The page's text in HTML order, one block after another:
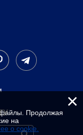
×
Продолжая
на
о cookie.